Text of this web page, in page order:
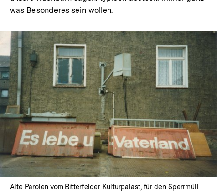
was Besonderes sein wollen.
Alte Parolen vom Bitterfelder Kulturpalast, für den Sperrmüll